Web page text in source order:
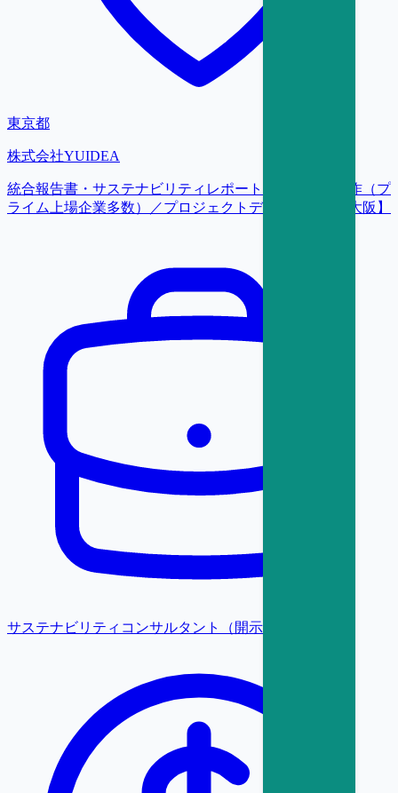
東京都
株式会社YUIDEA
統合報告書・サステナビリティレポート等の企画・制作（プ
ライム上場企業多数）／プロジェクトディレクター【大阪】
サステナビリティコンサルタント（開示・保証）